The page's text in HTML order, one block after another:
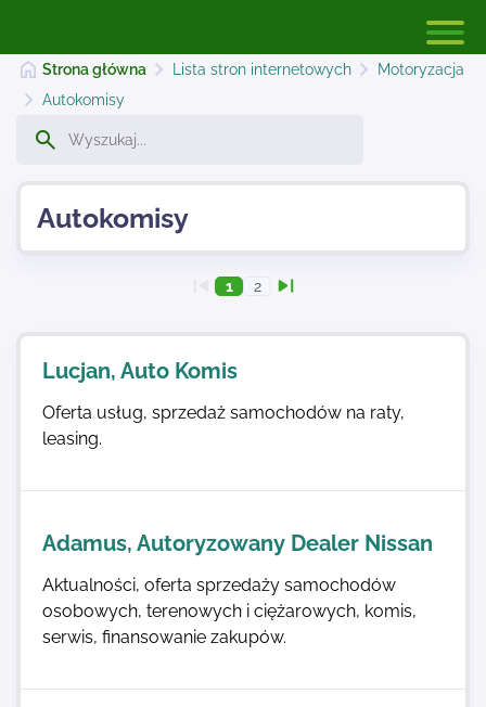
Kontakt
Strona główna Lista stron internetowych
Motoryzacja
Autokomisy
Autokomisy
1 2
Lucjan, Auto Komis
Oferta usług, sprzedaż samochodów na raty,
leasing.
Adamus, Autoryzowany Dealer Nissan
Aktualności, oferta sprzedaży samochodów
osobowych, terenowych i ciężarowych, komis,
serwis, finansowanie zakupów.